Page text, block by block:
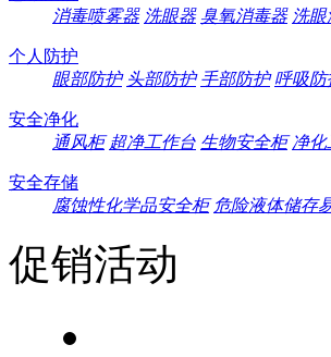
消毒喷雾器 洗眼器 臭氧消毒器 洗眼
个人防护
眼部防护 头部防护 手部防护 呼吸防
安全净化
通风柜 超净工作台 生物安全柜 净化
安全存储
腐蚀性化学品安全柜 危险液体储存
促销活动